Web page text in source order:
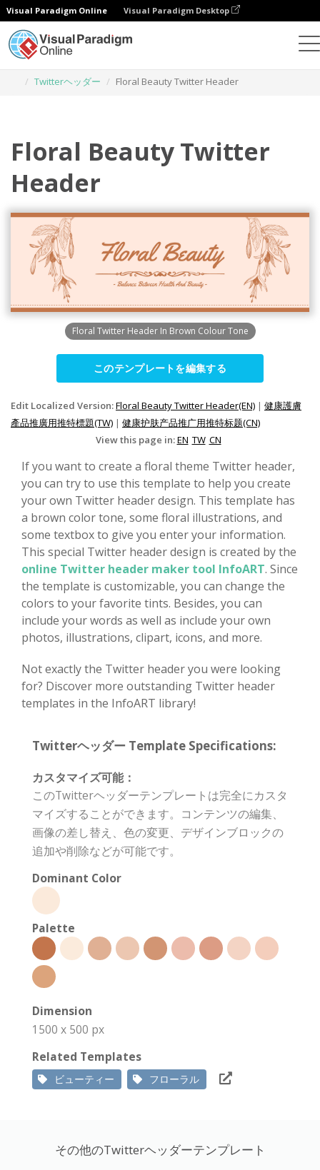
Visual Paradigm Online Visual Paradigm Desktop
Twitterヘッダー
Floral Beauty Twitter Header
Floral Beauty Twitter
Header
Floral Twitter Header In Brown Colour Tone
このテンプレートを編集する
Edit Localized Version:Floral Beauty Twitter Header(EN) | 健康護膚
產品推廣用推特標題(TW) | 健康护肤产品推广用推特标题(CN)
View this page in:EN TW CN
If you want to create a floral theme Twitter header,
you can try to use this template to help you create
your own Twitter header design. This template has
a brown color tone, some floral illustrations, and
some textbox to give you enter your information.
This special Twitter header design is created by the
online Twitter header maker tool InfoART. Since
the template is customizable, you can change the
colors to your favorite tints. Besides, you can
include your words as well as include your own
photos, illustrations, clipart, icons, and more.
Not exactly the Twitter header you were looking
for? Discover more outstanding Twitter header
templates in the InfoART library!
Twitterヘッダー Template Specifications:
カスタマイズ可能：
このTwitterヘッダーテンプレートは完全にカスタ
マイズすることができます。コンテンツの編集、
画像の差し替え、色の変更、デザインブロックの
追加や削除などが可能です。
Dominant Color
Palette
Dimension
1500 x 500 px
Related Templates
ビューティー フローラル
その他のTwitterヘッダーテンプレート